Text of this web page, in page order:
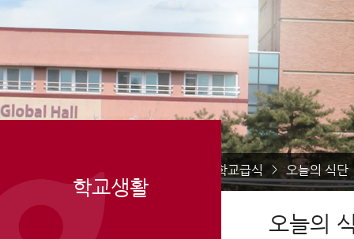
Home 학교급식 > 오늘의 식단
학교생활
오늘의